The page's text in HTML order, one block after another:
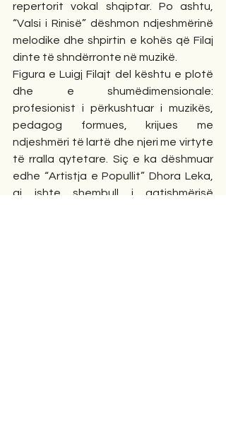
repertorit vokal shqiptar. Po ashtu,
“Valsi i Rinisë” dëshmon ndjeshmërinë
melodike dhe shpirtin e kohës që Filaj
dinte të shndërronte në muzikë.
Figura e Luigj Filajt del kështu e plotë
dhe e shumëdimensionale:
profesionist i përkushtuar i muzikës,
pedagog formues, krijues me
ndjeshmëri të lartë dhe njeri me virtyte
të rralla qytetare. Siç e ka dëshmuar
edhe “Artistja e Popullit” Dhora Leka,
ai ishte shembull i gatishmërisë